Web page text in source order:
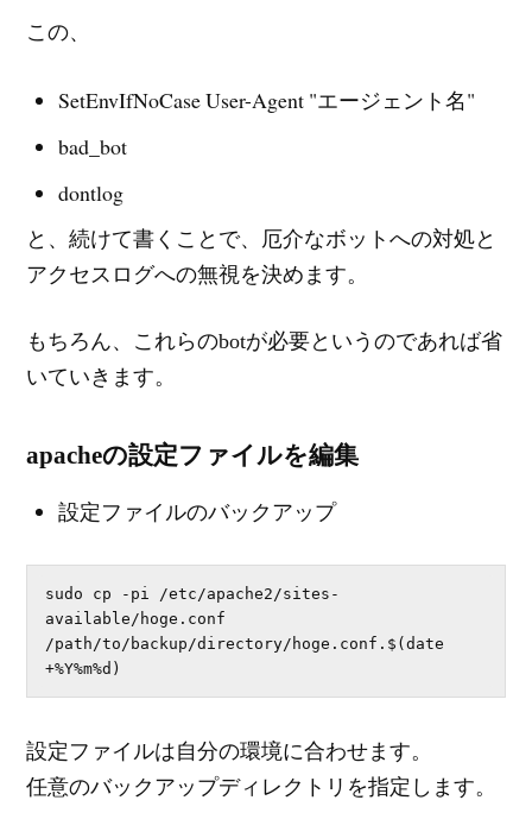
この、
SetEnvIfNoCase User-Agent "エージェント名"
bad_bot
dontlog
と、続けて書くことで、厄介なボットへの対処と
アクセスログへの無視を決めます。
もちろん、これらのbotが必要というのであれば省
いていきます。
apacheの設定ファイルを編集
設定ファイルのバックアップ
sudo cp -pi /etc/apache2/sites-
available/hoge.conf
/path/to/backup/directory/hoge.conf.$(date
+%Y%m%d)
設定ファイルは自分の環境に合わせます。
任意のバックアップディレクトリを指定します。